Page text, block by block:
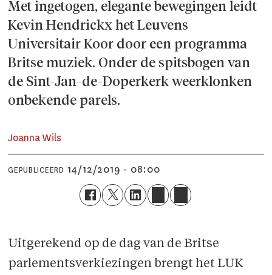
Met ingetogen, elegante bewegingen leidt
Kevin Hendrickx het Leuvens
Universitair Koor door een programma
Britse muziek. Onder de spitsbogen van
de Sint-Jan-de-Doperkerk weerklonken
onbekende parels.
Joanna Wils
GEPUBLICEERD 14/12/2019 - 08:00
Uitgerekend op de dag van de Britse
parlementsverkiezingen brengt het LUK